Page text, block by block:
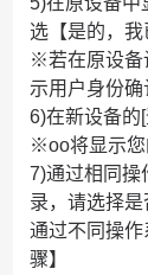
选【是的，
※若在原设备
示用户身份确
6)在新设备的
※oo将显示您
7)通过相同操
录，请选择
通过不同操
骤】